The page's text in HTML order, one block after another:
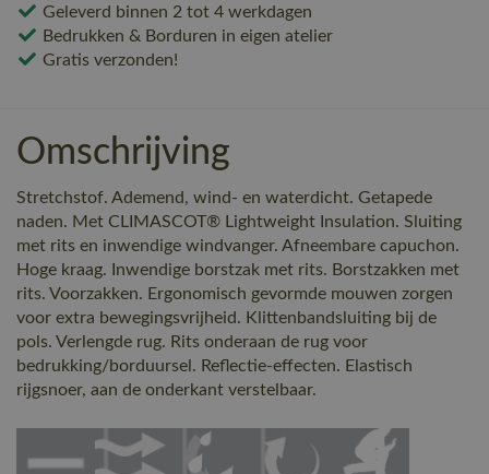
Geleverd binnen 2 tot 4 werkdagen
Bedrukken & Borduren in eigen atelier
Gratis verzonden!
Omschrijving
Stretchstof. Ademend, wind- en waterdicht. Getapede
naden. Met CLIMASCOT® Lightweight Insulation. Sluiting
met rits en inwendige windvanger. Afneembare capuchon.
Hoge kraag. Inwendige borstzak met rits. Borstzakken met
rits. Voorzakken. Ergonomisch gevormde mouwen zorgen
voor extra bewegingsvrijheid. Klittenbandsluiting bij de
pols. Verlengde rug. Rits onderaan de rug voor
bedrukking/borduursel. Reflectie-effecten. Elastisch
rijgsnoer, aan de onderkant verstelbaar.